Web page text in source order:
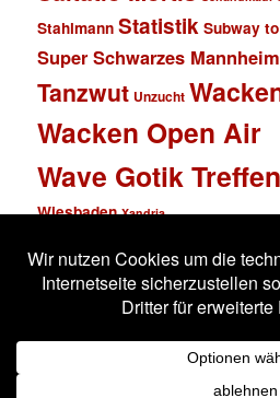
Stahlmann Statistik Subway
Super Schwarzes Mannheim
Tanzwut Unzucht
Wacken Open Air
Wave Gotik Treffen
Wiesbaden Xandria
Impressum